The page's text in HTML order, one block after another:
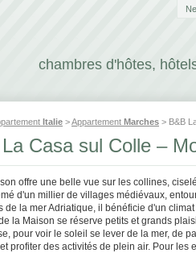
chambres d'hôtes,
Italie >Appartement Marches > B&B
Casa sul Colle –
offre une belle vue sur les collines,
d'un millier de villages médiévaux,
de la mer Adriatique, il bénéficie d'un
la Maison se réserve petits et grands
pour voir le soleil se lever de la mer, de
profiter des activités de plein air. Pour les